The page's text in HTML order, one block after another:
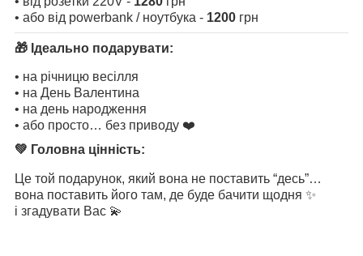
• або від powerbank / ноутбука - 1200 грн
🎁 Ідеально подарувати:
• на річницю весілля
• на День Валентина
• на день народження
• або просто… без приводу ❤️
💚 Головна цінність:
Це той подарунок, який вона не поставить “десь”…
вона поставить його там, де буде бачити щодня ✨
і згадувати Вас 💫